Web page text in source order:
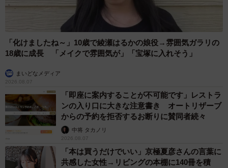
「化けましたね～」10歳で綾瀬はるかの娘役→雰囲気ガラリの
18歳に成長 「メイクで雰囲気が」「宝塚に入れそう」
まいどなメディア
2026.08.07
「即座に案内することが不可能です」レストラ
ンの入り口に大きな注意書き オートリザーブ
からの予約を拒否するお断りに賛同者続々
中将 タカノリ
2026.08.07
「本は買うだけでいい」京極夏彦さんの言葉に
共感した女性→リビングの本棚に140冊を積